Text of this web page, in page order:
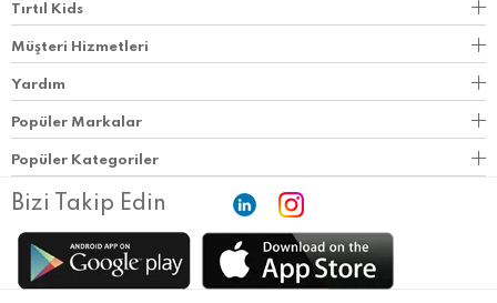
Tırtıl Kids
Müşteri Hizmetleri
Yardım
Popüler Markalar
Popüler Kategoriler
Bizi Takip Edin